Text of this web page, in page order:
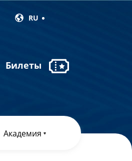
RU
Билеты
Академия